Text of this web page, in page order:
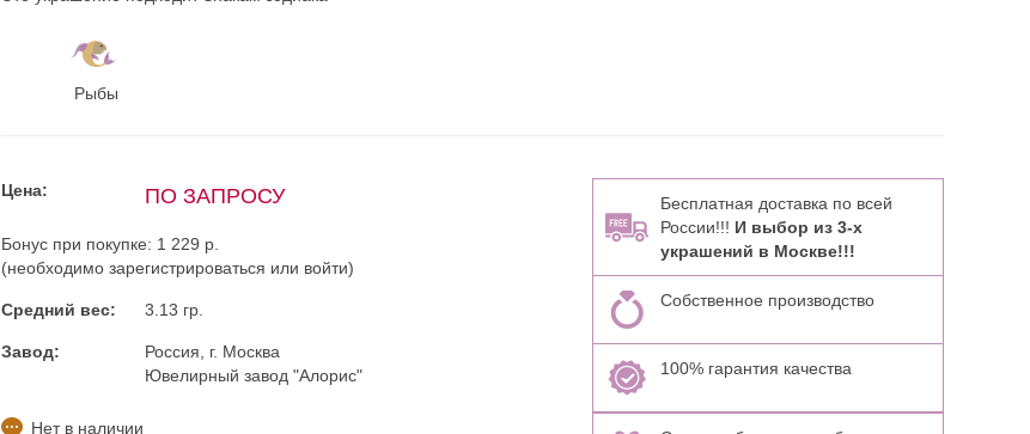
Рыбы
Цена: ПО ЗАПРОСУ
Бонус при покупке: 1 229 р.
(необходимо зарегистрироваться или войти)
Средний вес: 3.13 гр.
Завод:
Россия, г. Москва
Ювелирный завод "Алорис"
Нет в наличии
Бесплатная доставка по всей
России!!! И выбор из 3-х
украшений в Москве!!!
Собственное производство
100% гарантия качества